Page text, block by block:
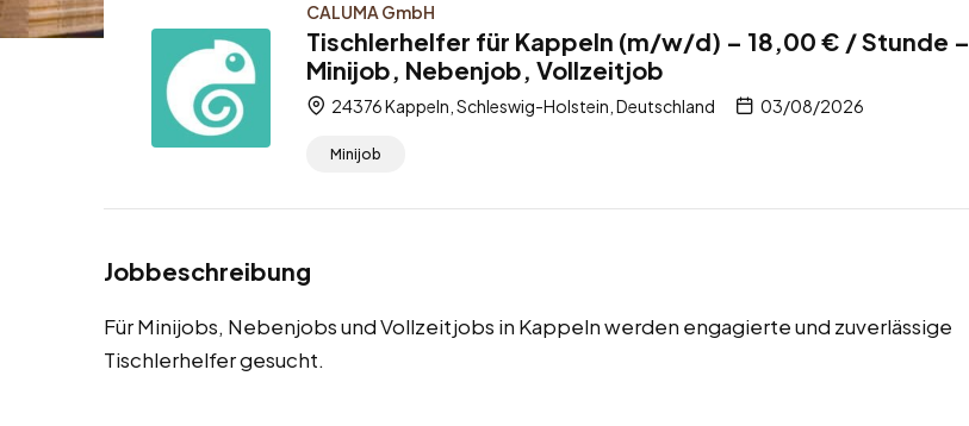
CALUMA GmbH
Tischlerhelfer für Kappeln (m/w/d) – 18,00 € / Stunde –
Minijob, Nebenjob, Vollzeitjob
24376 Kappeln, Schleswig-Holstein, Deutschland 03/08/2026
Minijob
Jobbeschreibung
Für Minijobs, Nebenjobs und Vollzeitjobs in Kappeln werden engagierte und zuverlässige
Tischlerhelfer gesucht.